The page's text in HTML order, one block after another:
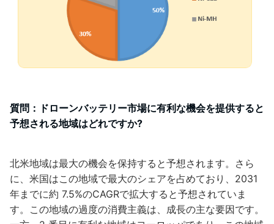
質問：ドローンバッテリー市場に有利な機会を提供すると
予想される地域はどれですか?
北米地域は最大の機会を保持すると予想されます。さら
に、米国はこの地域で最大のシェアを占めており、2031
年までに約 7.5%のCAGRで拡大すると予想されていま
す。この地域の過度の消費主義は、成長の主な要因です。